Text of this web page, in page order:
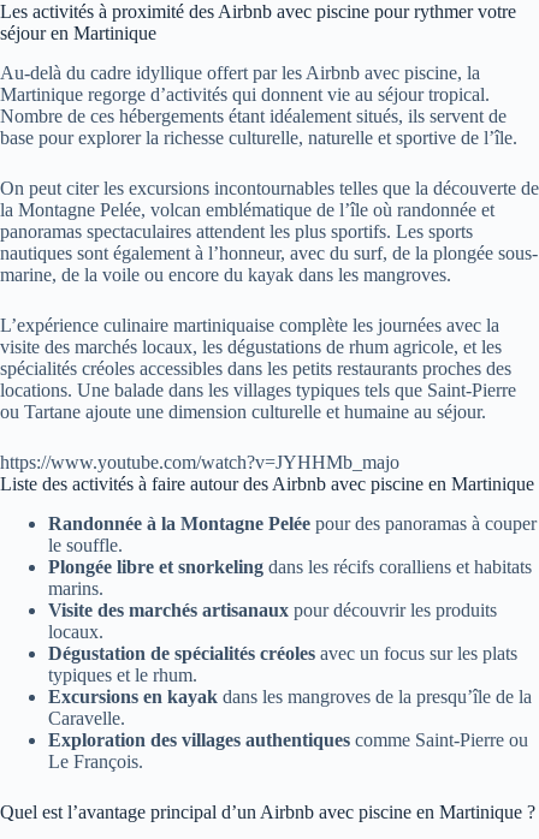
Les activités à proximité des Airbnb avec piscine pour rythmer votre
séjour en Martinique
Au-delà du cadre idyllique offert par les Airbnb avec piscine, la
Martinique regorge d’activités qui donnent vie au séjour tropical.
Nombre de ces hébergements étant idéalement situés, ils servent de
base pour explorer la richesse culturelle, naturelle et sportive de l’île.
On peut citer les excursions incontournables telles que la découverte de
la Montagne Pelée, volcan emblématique de l’île où randonnée et
panoramas spectaculaires attendent les plus sportifs. Les sports
nautiques sont également à l’honneur, avec du surf, de la plongée sous-
marine, de la voile ou encore du kayak dans les mangroves.
L’expérience culinaire martiniquaise complète les journées avec la
visite des marchés locaux, les dégustations de rhum agricole, et les
spécialités créoles accessibles dans les petits restaurants proches des
locations. Une balade dans les villages typiques tels que Saint-Pierre
ou Tartane ajoute une dimension culturelle et humaine au séjour.
https://www.youtube.com/watch?v=JYHHMb_majo
Liste des activités à faire autour des Airbnb avec piscine en Martinique
Randonnée à la Montagne Pelée pour des panoramas à couper
le souffle.
Plongée libre et snorkeling dans les récifs coralliens et habitats
marins.
Visite des marchés artisanaux pour découvrir les produits
locaux.
Dégustation de spécialités créoles avec un focus sur les plats
typiques et le rhum.
Excursions en kayak dans les mangroves de la presqu’île de la
Caravelle.
Exploration des villages authentiques comme Saint-Pierre ou
Le François.
Quel est l’avantage principal d’un Airbnb avec piscine en Martinique ?